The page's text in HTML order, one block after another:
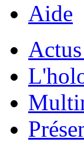
Aide